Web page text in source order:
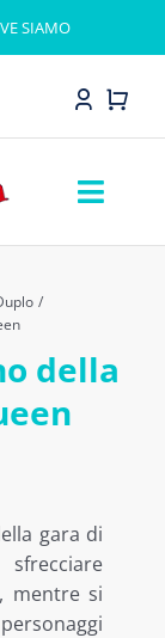
SIAMO
Toggle
della
gara di
mentre si